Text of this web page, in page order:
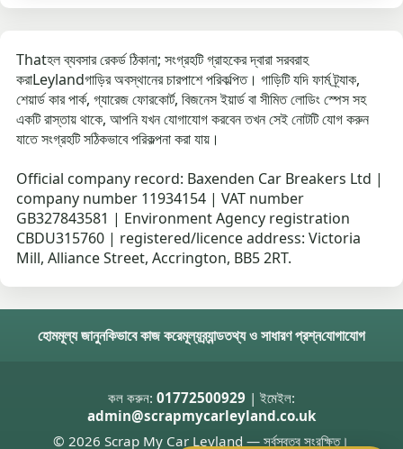
Thatহল ব্যবসার রেকর্ড ঠিকানা; সংগ্রহটি গ্রাহকের দ্বারা সরবরাহ
করাLeylandগাড়ির অবস্থানের চারপাশে পরিকল্পিত। গাড়িটি যদি ফার্ম ট্র্যাক,
শেয়ার্ড কার পার্ক, গ্যারেজ ফোরকোর্ট, বিজনেস ইয়ার্ড বা সীমিত লোডিং স্পেস সহ
একটি রাস্তায় থাকে, আপনি যখন যোগাযোগ করবেন তখন সেই নোটটি যোগ করুন
যাতে সংগ্রহটি সঠিকভাবে পরিকল্পনা করা যায়।
Official company record: Baxenden Car Breakers Ltd |
company number 11934154 | VAT number
GB327843581 | Environment Agency registration
CBDU315760 | registered/licence address: Victoria
Mill, Alliance Street, Accrington, BB5 2RT.
হোমমূল্য জানুনকিভাবে কাজ করেমূল্যব্র্যান্ডতথ্য ও সাধারণ প্রশ্নযোগাযোগ
কল করুন: 01772500929 | ইমেইল:
admin@scrapmycarleyland.co.uk
© 2026 Scrap My Car Leyland — সর্বস্বত্ব সংরক্ষিত।